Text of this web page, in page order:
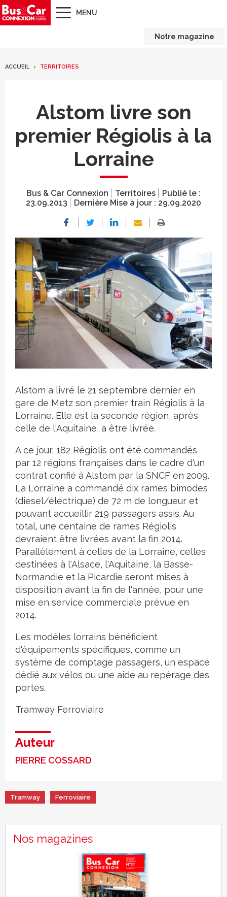
MENU
Notre magazine
ACCUEIL TERRITOIRES
Alstom livre son
premier Régiolis à la
Lorraine
Bus & Car Connexion Territoires
Publié le :
23.09.2013
Dernière Mise à jour : 29.09.2020
Crédit photo
Alstom a livré le 21 septembre dernier en
gare de Metz son premier train Régiolis à la
Lorraine. Elle est la seconde région, après
celle de l'Aquitaine, a être livrée.
A ce jour, 182 Régiolis ont été commandés
par 12 régions françaises dans le cadre d'un
contrat confié à Alstom par la SNCF en 2009.
La Lorraine a commandé dix rames bimodes
(diesel/électrique) de 72 m de longueur et
pouvant accueillir 219 passagers assis. Au
total, une centaine de rames Régiolis
devraient être livrées avant la fin 2014.
Parallèlement à celles de la Lorraine, celles
destinées à l'Alsace, l'Aquitaine, la Basse-
Normandie et la Picardie seront mises à
disposition avant la fin de l'année, pour une
mise en service commerciale prévue en
2014.
Les modèles lorrains bénéficient
d'équipements spécifiques, comme un
système de comptage passagers, un espace
dédié aux vélos ou une aide au repérage des
portes.
Tramway Ferroviaire
Auteur
PIERRE COSSARD
Tramway Ferroviaire
Nos magazines